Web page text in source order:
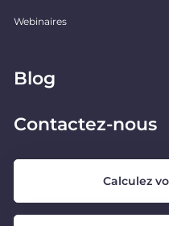
Webinaires
Blog
Contactez-nous
Calculez